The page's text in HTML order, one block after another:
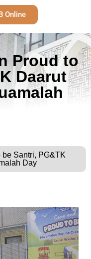
Online
Proud to
Daarut
Santri, PG&TK
Day